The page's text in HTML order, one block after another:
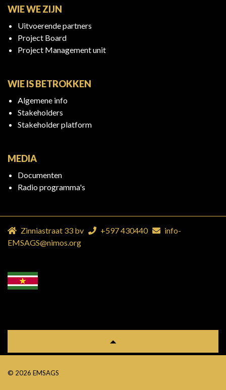
WIE WE ZIJN
Uitvoerende partners
Project Board
Project Management unit
WIE IS BETROKKEN
Algemene info
Stakeholders
Stakeholder platform
MEDIA
Documenten
Radio programma's
Zinniastraat 33 bv +597 430440
info-
EMSAGS@nimos.org
© 2026 EMSAGS